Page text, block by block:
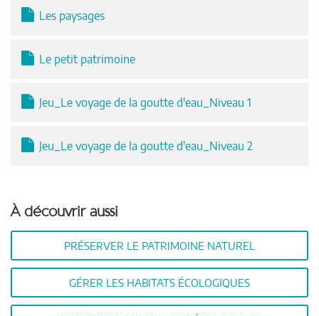
Les paysages
Le petit patrimoine
Jeu_Le voyage de la goutte d'eau_Niveau 1
Jeu_Le voyage de la goutte d'eau_Niveau 2
À découvrir aussi
PRÉSERVER LE PATRIMOINE NATUREL
GÉRER LES HABITATS ÉCOLOGIQUES